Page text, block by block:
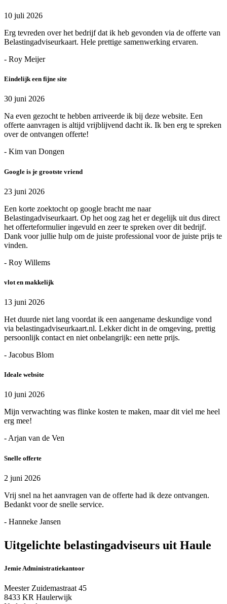
10 juli 2026
Erg tevreden over het bedrijf dat ik heb gevonden via de offerte van
Belastingadviseurkaart. Hele prettige samenwerking ervaren.
- Roy Meijer
Eindelijk een fijne site
30 juni 2026
Na even gezocht te hebben arriveerde ik bij deze website. Een
offerte aanvragen is altijd vrijblijvend dacht ik. Ik ben erg te spreken
over de ontvangen offerte!
- Kim van Dongen
Google is je grootste vriend
23 juni 2026
Een korte zoektocht op google bracht me naar
Belastingadviseurkaart. Op het oog zag het er degelijk uit dus direct
het offerteformulier ingevuld en zeer te spreken over dit bedrijf.
Dank voor jullie hulp om de juiste professional voor de juiste prijs te
vinden.
- Roy Willems
vlot en makkelijk
13 juni 2026
Het duurde niet lang voordat ik een aangename deskundige vond
via belastingadviseurkaart.nl. Lekker dicht in de omgeving, prettig
persoonlijk contact en niet onbelangrijk: een nette prijs.
- Jacobus Blom
Ideale website
10 juni 2026
Mijn verwachting was flinke kosten te maken, maar dit viel me heel
erg mee!
- Arjan van de Ven
Snelle offerte
2 juni 2026
Vrij snel na het aanvragen van de offerte had ik deze ontvangen.
Bedankt voor de snelle service.
- Hanneke Jansen
Uitgelichte belastingadviseurs uit Haule
Jemie Administratiekantoor
Meester Zuidemastraat 45
8433 KR Haulerwijk